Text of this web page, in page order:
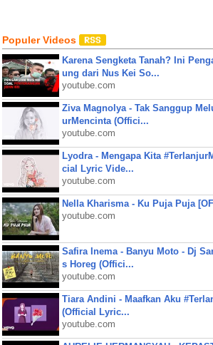
Populer Videos
Karena Sengketa Tanah? Ini
ung dari Nus Kei So...
youtube.com
Ziva Magnolya - Tak Sanggup
urMencinta (Offici...
youtube.com
Lyodra - Mengapa Kita
cial Lyric Vide...
youtube.com
Nella Kharisma - Ku Puja Puja
youtube.com
Safira Inema - Banyu Moto - Dj
s Horeg (Offici...
youtube.com
Tiara Andini - Maafkan Aku
(Official Lyric...
youtube.com